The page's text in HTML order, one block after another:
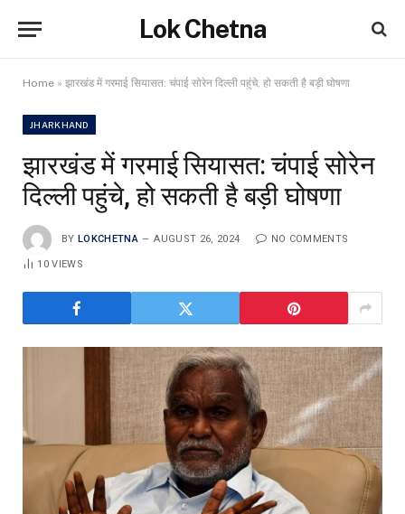
Lok Chetna
Home » झारखंड में गरमाई सियासत: चंपाई सोरेन दिल्ली पहुंचे, हो सकती है बड़ी घोषणा
JHARKHAND
झारखंड में गरमाई सियासत: चंपाई सोरेन
दिल्ली पहुंचे, हो सकती है बड़ी घोषणा
BY LOKCHETNA AUGUST 26, 2024 NO COMMENTS
10VIEWS